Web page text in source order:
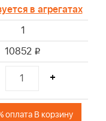
в агрегатах
1
10852 i
+
оплата В корзину